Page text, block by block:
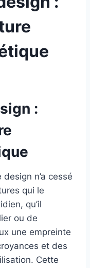
:
design n’a cessé
qui le
qu’il
ou de
une empreinte
et des
Cette